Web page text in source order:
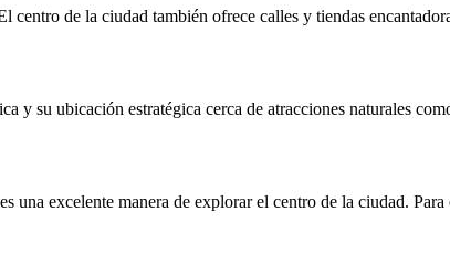
de la ciudad también ofrece calles y tiendas
y su ubicación estratégica cerca de atracciones naturales
excelente manera de explorar el centro de la ciudad. Para